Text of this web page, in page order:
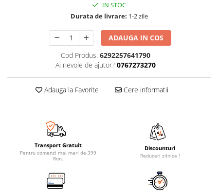
IN STOC
Durata de livrare: 1-2 zile
ADAUGA IN COS
Cod Produs: 6292257641790
Ai nevoie de ajutor? 0767273270
Adauga la Favorite Cere informatii
Transport Gratuit
Pentru comenzi mai mari de 399
Ron.
Discounturi
Reduceri zilnice !